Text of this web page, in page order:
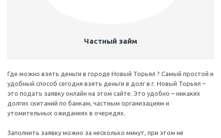
Частный займ
Где можно взять деньги в городе Новый Торьял ? Самый простой и
удобный способ сегодня взять деньги в долг в г. Новый Торьял –
это подать заявку онлайн на этом сайте. Это удобно – никаких
долгих скитаний по банкам, частным организациям и
утомительных ожиданиях в очередях.
Заполнить заявку можно за несколько минут, при этом не